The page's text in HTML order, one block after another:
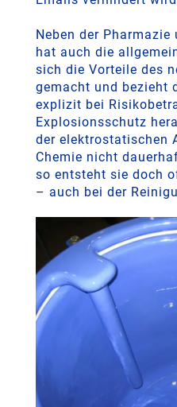
Neben der Pharmazie
hat auch die
sich die Vorteile des
gemacht und bezieht
explizit bei
Explosionsschutz
der elektrostatischen
Chemie nicht
so entsteht sie doch
– auch bei der